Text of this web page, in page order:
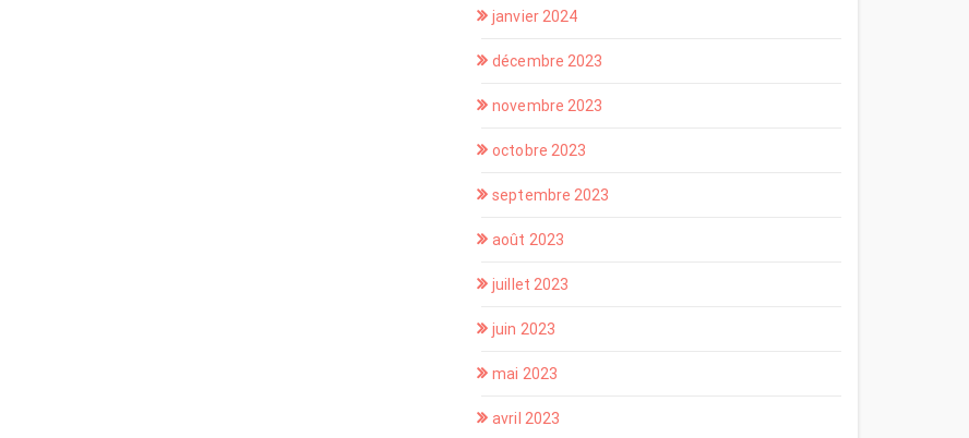
janvier 2024
décembre 2023
novembre 2023
octobre 2023
septembre 2023
août 2023
juillet 2023
juin 2023
mai 2023
avril 2023